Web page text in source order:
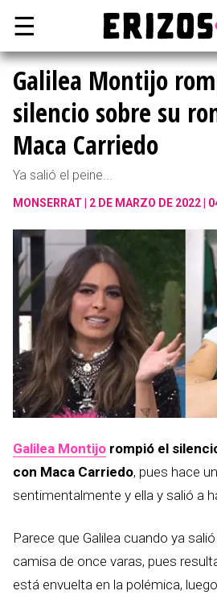
☰
Galilea Montijo
silencio sobre su
Maca Carriedo
Ya salió el peine...
MONSERRAT 2 DE MARZO DE 2022 |
Galilea Montijo rompió el
con Maca Carriedo, pues hace
sentimentalmente y ella y salió a
Parece que Galilea cuando ya
camisa de once varas, pues
está envuelta en la polémica,